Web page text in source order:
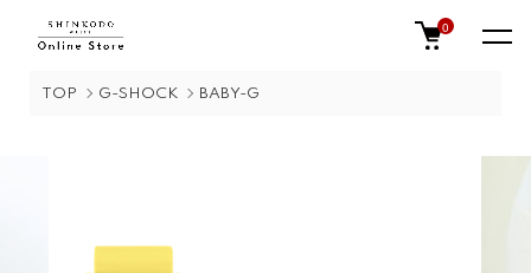
0
TOP G-SHOCK BABY-G